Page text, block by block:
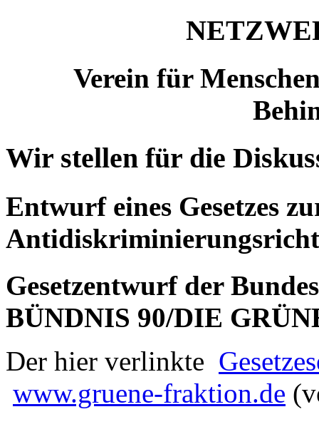
Verein für
Wir stellen für die
Entwurf eines Gesetzes
Gesetzentwurf der
BÜNDNIS 90/DIE
Der hier verlinkte
www.gruene-fraktion.de